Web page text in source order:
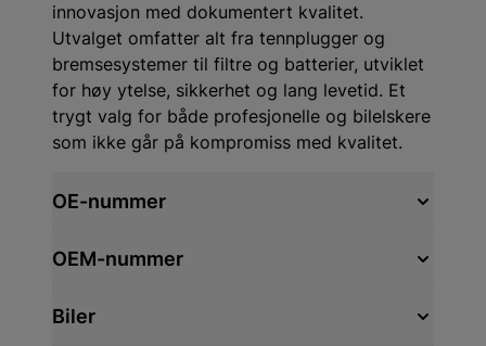
innovasjon med dokumentert kvalitet.
Utvalget omfatter alt fra tennplugger og
bremsesystemer til filtre og batterier, utviklet
for høy ytelse, sikkerhet og lang levetid. Et
trygt valg for både profesjonelle og bilelskere
som ikke går på kompromiss med kvalitet.
OE-nummer
OEM-nummer
Biler